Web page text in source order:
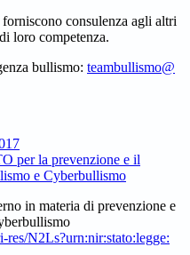
forniscono consulenza agli altri
loro competenza.
bullismo: teambullismo@
per la prevenzione e il
e Cyberbullismo
in materia di prevenzione e
res/N2Ls?urn:nir:stato:legge: